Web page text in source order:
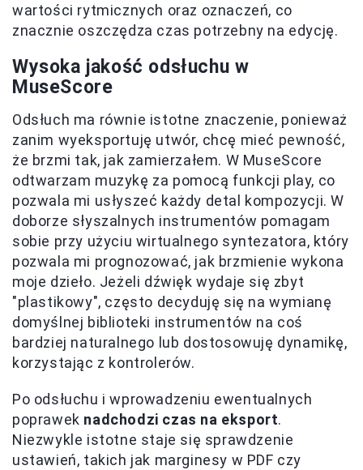
wartości rytmicznych oraz oznaczeń, co
znacznie oszczędza czas potrzebny na edycję.
Wysoka jakość odsłuchu w
MuseScore
Odsłuch ma równie istotne znaczenie, ponieważ
zanim wyeksportuję utwór, chcę mieć pewność,
że brzmi tak, jak zamierzałem. W MuseScore
odtwarzam muzykę za pomocą funkcji play, co
pozwala mi usłyszeć każdy detal kompozycji. W
doborze słyszalnych instrumentów pomagam
sobie przy użyciu wirtualnego syntezatora, który
pozwala mi prognozować, jak brzmienie wykona
moje dzieło. Jeżeli dźwięk wydaje się zbyt
"plastikowy", często decyduję się na wymianę
domyślnej biblioteki instrumentów na coś
bardziej naturalnego lub dostosowuję dynamikę,
korzystając z kontrolerów.
Po odsłuchu i wprowadzeniu ewentualnych
poprawek nadchodzi czas na eksport.
Niezwykle istotne staje się sprawdzenie
ustawień, takich jak marginesy w PDF czy